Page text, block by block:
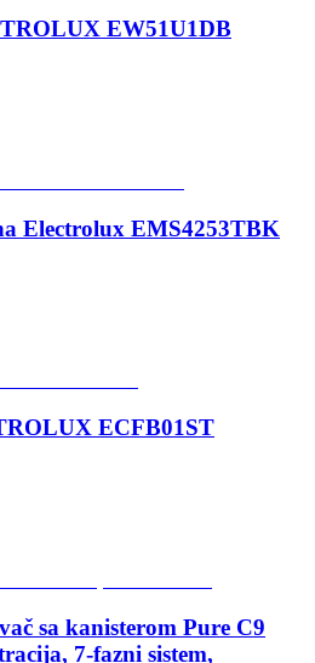
EW51U1DB
Electrolux EMS4253TBK
ECFB01ST
sa kanisterom Pure C9
7-fazni sistem,